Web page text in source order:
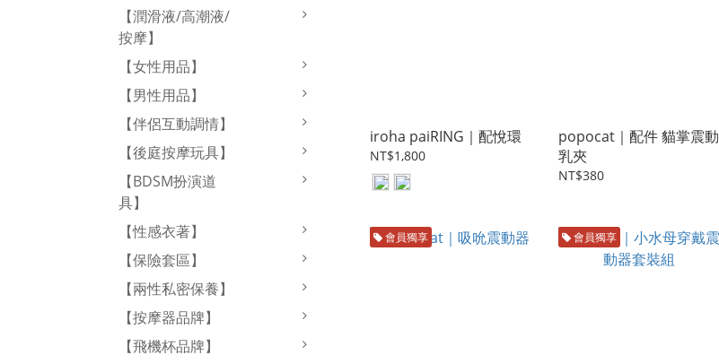
【潤滑液/高潮液/
按摩】
【女性用品】
【男性用品】
【伴侶互動調情】
【後庭按摩玩具】
【BDSM扮演道
具】
【性感衣著】
【保險套區】
【兩性私密保養】
【按摩器品牌】
【飛機杯品牌】
iroha paiRING｜配悅環
NT$1,800
popocat｜配件 貓掌震動
乳夾
NT$380
會員獨享 會員獨享